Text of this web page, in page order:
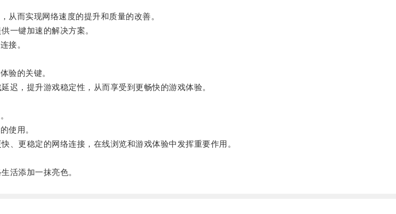
而实现网络速度的提升和质量的改善。
一键加速的解决方案。
接。
验的关键。
，提升游戏稳定性，从而享受到更畅快的游戏体验。
使用。
更稳定的网络连接，在线浏览和游戏体验中发挥重要作用。
活添加一抹亮色。